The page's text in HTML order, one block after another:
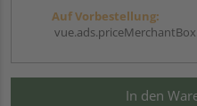
Auf Vorbestellung:
In den